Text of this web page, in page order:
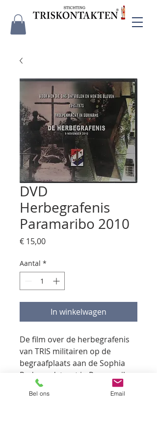
DVD
Herbegrafenis
Paramaribo 2010
€ 15,00Prijs
Aantal *
In winkelwagen
De film over de herbegrafenis
van TRIS militairen op de
begraafplaats aan de Sophia
Redmondstraat in Paramaribo
op 9 november 2010 met
Stichting TRIS Kontakten.
Bel ons Email